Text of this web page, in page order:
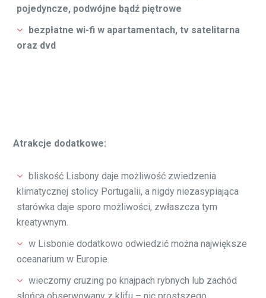
pojedyncze, podwójne bądź piętrowe
bezpłatne wi-fi w apartamentach, tv satelitarna
oraz dvd
Atrakcje dodatkowe:
bliskość Lisbony daje możliwość zwiedzenia
klimatycznej stolicy Portugalii, a nigdy niezasypiająca
starówka daje sporo możliwości, zwłaszcza tym
kreatywnym.
w Lisbonie dodatkowo odwiedzić można największe
oceanarium w Europie.
wieczorny cruzing po knajpach rybnych lub zachód